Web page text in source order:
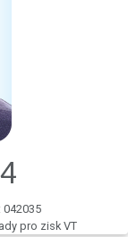
pro zisk VT